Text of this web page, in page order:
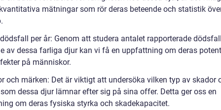
mätningar som rör deras beteende och statistik
per år: Genom att studera antalet rapporterade
av dessa farliga djur kan vi få en uppfattning om deras
på människor.
och märken: Det är viktigt att undersöka vilken typ av skador
dessa djur lämnar efter sig på sina offer. Detta ger oss en
om deras fysiska styrka och skadekapacitet.